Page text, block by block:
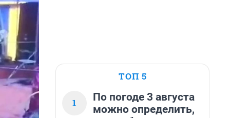
ТОП 5
1
По погоде 3 августа
можно определить,